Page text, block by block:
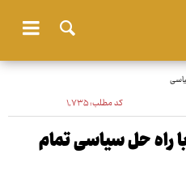
کد مطلب:۱٬۷۳۵
راه حل سیاسی تمام